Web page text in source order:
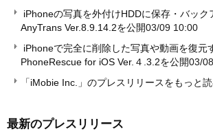
iPhoneの写真を外付けHDDに保存・バック
AnyTrans Ver.8.9.14.2を公開03/09 10:00
iPhoneで完全に削除した写真や動画を復元
PhoneRescue for iOS Ver.４.3.2を公開03/
「iMobie Inc.」のプレスリリースをもっと
最新のプレスリリース